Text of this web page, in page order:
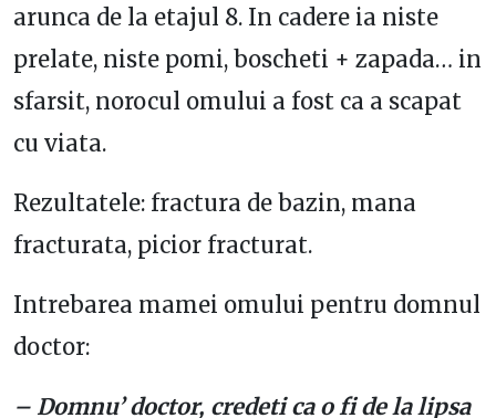
arunca de la etajul 8. In cadere ia niste
prelate, niste pomi, boscheti + zapada… in
sfarsit, norocul omului a fost ca a scapat
cu viata.
Rezultatele: fractura de bazin, mana
fracturata, picior fracturat.
Intrebarea mamei omului pentru domnul
doctor:
– Domnu’ doctor, credeti ca o fi de la lipsa